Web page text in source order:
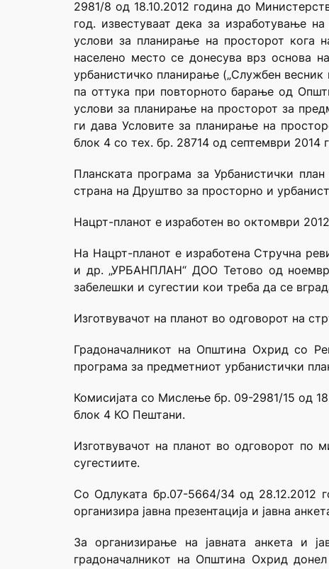
2981/8 од 18.10.2012 година до
год. известуваат дека за изработување
услови за планирање на просторот кога
населено место се донесува врз основа
урбанистичко планирање („Службен весник
па оттука при повторното барање од
услови за планирање на просторот за
ги дава Условите за планирање на
блок 4 со тех. бр. 28714 од септември 2014
Планската програма за Урбанистички
страна на Друштво за просторно и
Нацрт-планот е изработен во октомври
На Нацрт-планот е изработена Стручна
и др. „УРБАНПЛАН“ ДОО Тетово од
забелешки и сугестии кои треба да се
Изготвувачот на планот во одговорот на
Градоначалникот на Општина Охрид со
програма за предметниот урбанистички
Комисијата со Мислење бр. 09-2981/15 од
блок 4 КО Пештани.
Изготвувачот на планот во одговорот по
сугестиите.
Со Одлуката бр.07-5664/34 од 28.12.2012
организира јавна презентација и јавна
За организирање на јавната анкета и
градоначалникот на Општина Охрид